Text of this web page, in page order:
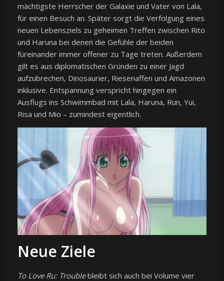
mächtigste Herrscher der Galaxie und Vater von Lala,
für einen Besuch an. Später sorgt die Verfolgung eines
neuen Lebensziels zu geheimen Treffen zwischen Rito
und Haruna bei denen die Gefühle der beiden
füreinander immer offener zu Tage treten. Außerdem
gilt es aus diplomatischen Gründen zu einer Jagd
aufzubrechen, Dinosaurier, Riesenaffen und Amazonen
inklusive. Entspannung verspricht hingegen ein
Ausflugs ins Schwimmbad mit Lala, Haruna, Run, Yui,
Risa und Mio – zumindest eigentlich.
Neue Ziele
To Love Ru: Troublebleibt sich auch bei Volume vier